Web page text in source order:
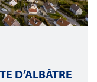
D’ALBÂTRE